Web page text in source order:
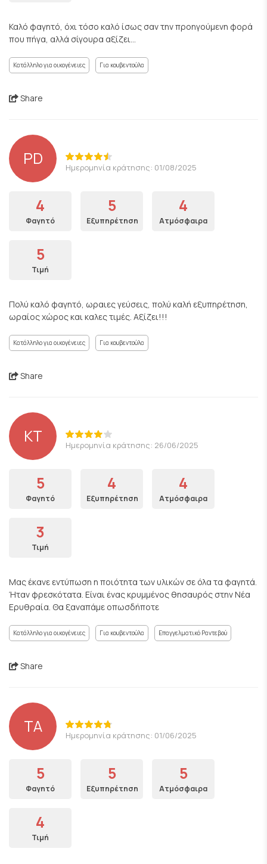
Καλό φαγητό, όχι τόσο καλό ίσως σαν την προηγούμενη φορά
που πήγα, αλλά σίγουρα αξίζει...
Κατάλληλο για οικογένειες Για κουβεντούλα
Share
PD Ημερομηνία κράτησης: 01/08/2025
4
Φαγητό
5
Εξυπηρέτηση
4
Ατμόσφαιρα
5
Τιμή
Πολύ καλό φαγητό, ωραιες γεύσεις, πολύ καλή εξυπηρέτηση,
ωραίος χώρος και καλες τιμές. Αξίζει!!!
Κατάλληλο για οικογένειες Για κουβεντούλα
Share
KT Ημερομηνία κράτησης: 26/06/2025
5
Φαγητό
4
Εξυπηρέτηση
4
Ατμόσφαιρα
3
Τιμή
Μας έκανε εντύπωση η ποιότητα των υλικών σε όλα τα φαγητά.
Ήταν φρεσκότατα. Είναι ένας κρυμμένος θησαυρός στην Νέα
Ερυθραία. Θα ξαναπάμε οπωσδήποτε
Κατάλληλο για οικογένειες Για κουβεντούλα Επαγγελματικό Ραντεβού
Share
ΤΑ Ημερομηνία κράτησης: 01/06/2025
5
Φαγητό
5
Εξυπηρέτηση
5
Ατμόσφαιρα
4
Τιμή